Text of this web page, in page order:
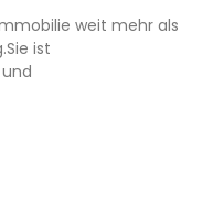
weit mehr als
ist